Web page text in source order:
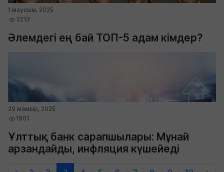
1 маусым, 2025
3213
Әлемдегі ең бай ТОП-5 адам кімдер?
29 мамыр, 2025
1801
Ұлттық банк сарапшылары: Мұнай
арзандайды, инфляция күшейеді